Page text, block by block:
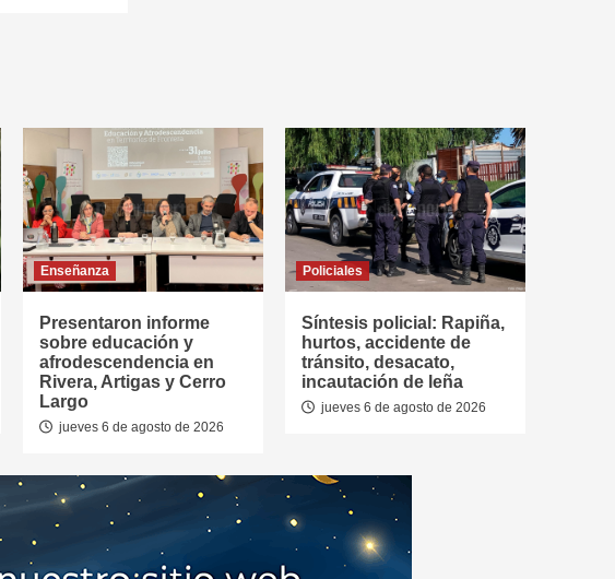
Enseñanza
Presentaron informe
sobre educación y
afrodescendencia en
Rivera, Artigas y Cerro
Largo
jueves 6 de agosto de 2026
Policiales
Síntesis policial: Rapiña,
hurtos, accidente de
tránsito, desacato,
incautación de leña
jueves 6 de agosto de 2026